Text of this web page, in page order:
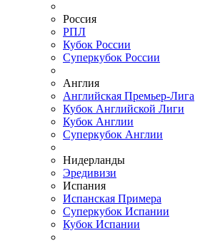
Россия
РПЛ
Кубок России
Суперкубок России
Англия
Английская Премьер-Лига
Кубок Английской Лиги
Кубок Англии
Суперкубок Англии
Нидерланды
Эредивизи
Испания
Испанская Примера
Суперкубок Испании
Кубок Испании